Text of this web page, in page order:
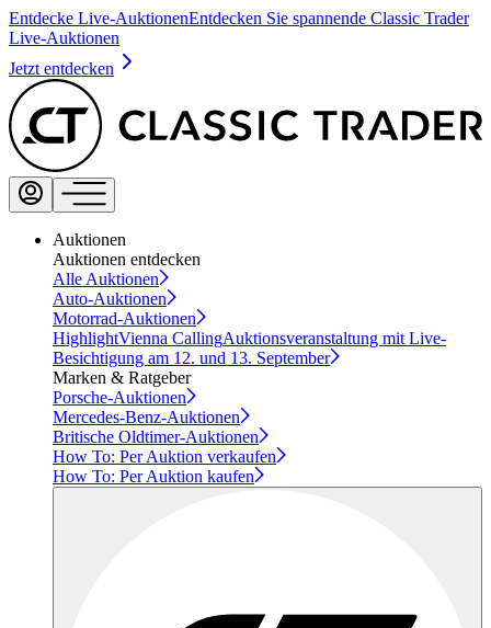
Entdecke Live-AuktionenEntdecken Sie spannende Classic Trader
Live-Auktionen
Jetzt entdecken
Auktionen
Auktionen entdecken
Alle Auktionen
Auto-Auktionen
Motorrad-Auktionen
HighlightVienna CallingAuktionsveranstaltung mit Live-
Besichtigung am 12. und 13. September
Marken & Ratgeber
Porsche-Auktionen
Mercedes-Benz-Auktionen
Britische Oldtimer-Auktionen
How To: Per Auktion verkaufen
How To: Per Auktion kaufen